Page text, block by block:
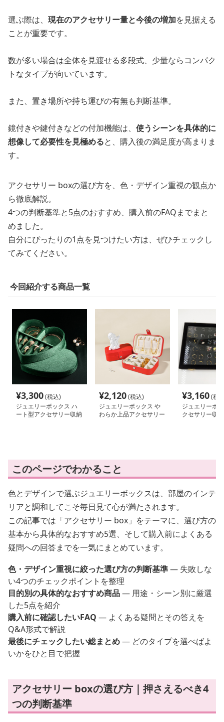
選ぶ際は、 現在のアクセサリー量と今後の増加を見据える
ことが重要です。
数が多い場合は全体を見渡せる多段式、少量ならコンパク
トなタイプが向いています。
また、置き場所や持ち運びの有無も判断基準。
鏡付きや鍵付きなどの付加機能は、 使うシーンを具体的に
想像して必要性を見極めると、購入後の満足度が高まりま
す。
アクセサリー boxの選び方を、色・デザイン重視の観点か
ら徹底解説。
4つの判断基準と5点のおすすめ、購入前のFAQまでまと
めました。
自分にぴったりの1点を見つけたい方は、ぜひチェックし
てみてください。
今回紹介する商品一覧
¥3,300(税込)
ジュエリーボックス ハ
ート型アクセサリー収納
¥2,120(税込)
ジュエリーボックス や
わらか上品アクセサリー
¥3,160(税
ジュエリーボ
クセサリー収
このページでわかること
色とデザインで選ぶジュエリーボックスは、部屋のインテ
リアと調和してこそ毎日見て心が満たされます。
この記事では「アクセサリー box」をテーマに、選び方の
基本から具体的なおすすめ5選、そして購入前によくある
疑問への回答までを一気にまとめています。
色・デザイン重視に絞った選び方の判断基準— 失敗しな
い4つのチェックポイントを整理
目的別の具体的なおすすめ商品— 用途・シーン別に厳選
した5点を紹介
購入前に確認したいFAQ — よくある疑問とその答えを
Q&A形式で解説
最後にチェックしたい総まとめ— どのタイプを選べばよ
いかをひと目で把握
アクセサリー boxの選び方｜押さえるべき4
つの判断基準